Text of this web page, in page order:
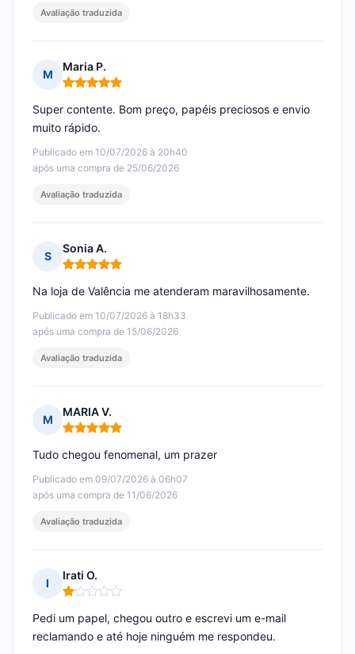
Avaliação traduzida
M
Maria P.
Nota: 5 em 5
Publicado em 10/07/2026 à 20h40
após uma compra de 25/06/2026
Super contente. Bom preço, papéis preciosos e envio
muito rápido.
Avaliação traduzida
S
Sonia A.
Nota: 5 em 5
Publicado em 10/07/2026 à 18h33
após uma compra de 15/06/2026
Na loja de Valência me atenderam maravilhosamente.
Avaliação traduzida
M
MARIA V.
Nota: 5 em 5
Publicado em 09/07/2026 à 06h07
após uma compra de 11/06/2026
Tudo chegou fenomenal, um prazer
Avaliação traduzida
I
Irati O.
Nota: 1 em 5
Pedi um papel, chegou outro e escrevi um e-mail
reclamando e até hoje ninguém me respondeu.